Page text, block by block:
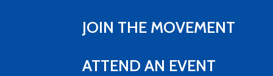
JOIN THE MOVEMENT
ATTEND AN EVENT